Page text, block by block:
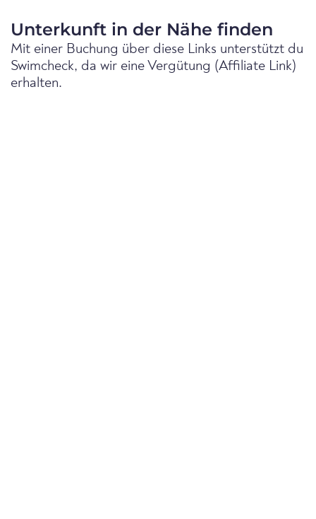
Unterkunft in der Nähe finden
Mit einer Buchung über diese Links unterstützt du
Swimcheck, da wir eine Vergütung (Affiliate Link)
erhalten.